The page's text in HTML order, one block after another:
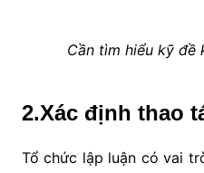
Cần tìm hiểu kỹ đề
2.Xác định thao
Tổ chức lập luận có vai